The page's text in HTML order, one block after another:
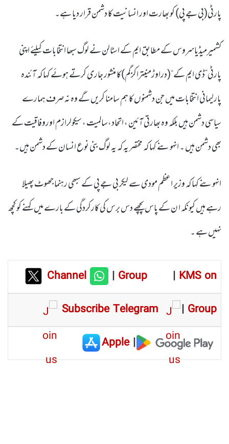
پارٹی(بی جے پی) کو بھارت اور انسانیت کا دشمن قرار دیا ہے۔
کشمیرمیڈیاسروس کے مطابق ایم کے اسٹالن نے لوگ سبھا انتخابات کیلئے اپنی
پارٹی”ڈی ایم کے“(دراوڑمنیتراکزگم)کا منشور جاری کرتے ہوئے کہا کہ آئندہ
پارلیمانی انتخابات میں جن دشمنوں کا ہم سامنا کریں گے وہ نہ صرف ہمارے
سیاسی دشمن ہیں بلکہ وہ بھارتی آئین ، اتحاد،سالمیت ، سیکولرازم اوروفاقیت کے
بھی دشمن ہیں ۔ انہوںنے کہا کہ مختصر یہ کہ یہ لوگ بنی نوع انسان کے دشمن ہیں۔
انہوںنے کہا کہ وزیر اعظم مودی سے لیکر بی جے پی کے سبھی رہنما جھوٹ پھیلا
رہے ہیں کیونکہ ا ن کے پاس پچھے دس برس کی کارکردگی کے بارے میں کہنے کو کچھ
نہیں ہے ۔
Channel |Group | KMS on
Subscribe Telegram
| Group
|
Apple